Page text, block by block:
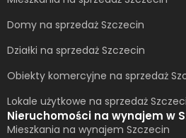
Domy na sprzedaż Szczecin
Działki na sprzedaż Szczecin
Obiekty komercyjne na sprzedaż
Lokale użytkowe na sprzedaż
Nieruchomości na wynajem w
Mieszkania na wynajem Szczecin